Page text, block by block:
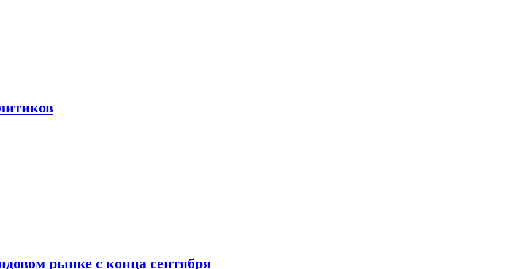
рынке с конца сентября